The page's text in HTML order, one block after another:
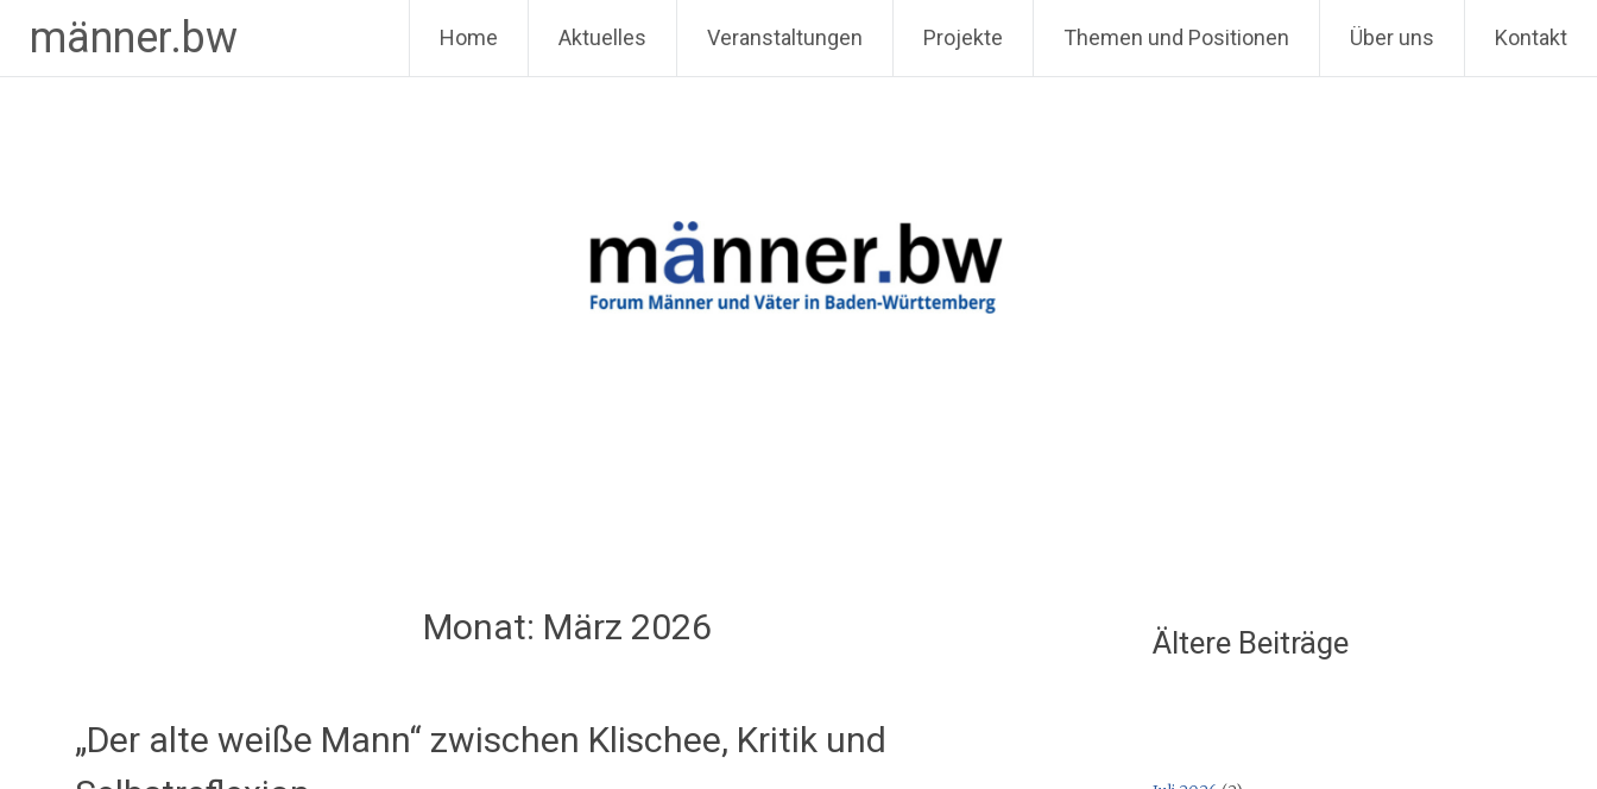
Inhalt
springen
männer.bw Home Aktuelles Veranstaltungen Projekte Themen und Positionen Über uns Kontakt
Monat: März 2026
„Der alte weiße Mann“ zwischen Klischee, Kritik und
Ältere Beiträge